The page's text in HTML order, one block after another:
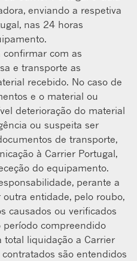
enviando a respetiva
nas 24 horas
com as
e transporte as
recebido. No caso de
e o material ou
deterioração do material
ou suspeita ser
de transporte,
à Carrier Portugal,
do equipamento.
perante a
entidade, pelo roubo,
causados ou verificados
compreendido
total liquidação a Carrier
são entendidos